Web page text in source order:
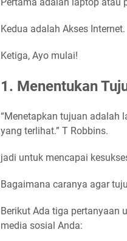
Kedua adalah Akses Internet.
Ketiga, Ayo mulai!
1. Menentukan
“Menetapkan tujuan adalah
yang terlihat.” T Robbins.
jadi untuk mencapai
Bagaimana caranya agar
Berikut Ada tiga pertanyaan
media sosial Anda: